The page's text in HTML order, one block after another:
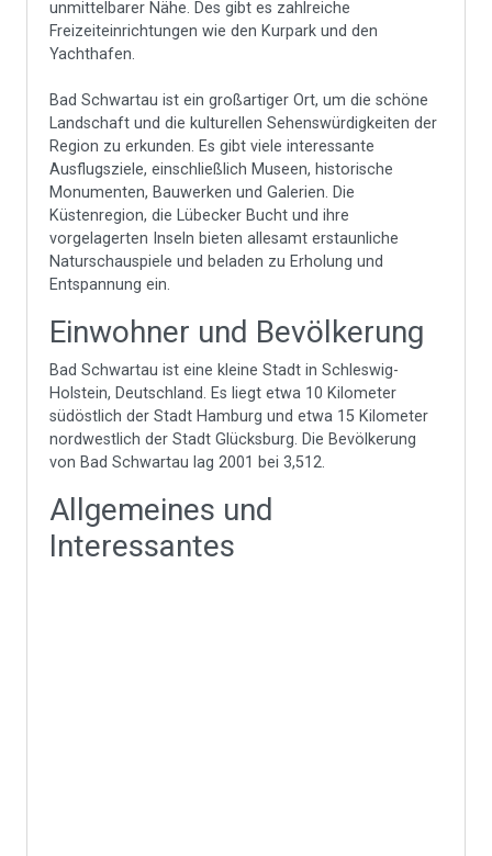
unmittelbarer Nähe. Des gibt es zahlreiche
Freizeiteinrichtungen wie den Kurpark und den
Yachthafen.
Bad Schwartau ist ein großartiger Ort, um die schöne
Landschaft und die kulturellen Sehenswürdigkeiten der
Region zu erkunden. Es gibt viele interessante
Ausflugsziele, einschließlich Museen, historische
Monumenten, Bauwerken und Galerien. Die
Küstenregion, die Lübecker Bucht und ihre
vorgelagerten Inseln bieten allesamt erstaunliche
Naturschauspiele und beladen zu Erholung und
Entspannung ein.
Einwohner und Bevölkerung
Bad Schwartau ist eine kleine Stadt in Schleswig-
Holstein, Deutschland. Es liegt etwa 10 Kilometer
südöstlich der Stadt Hamburg und etwa 15 Kilometer
nordwestlich der Stadt Glücksburg. Die Bevölkerung
von Bad Schwartau lag 2001 bei 3,512.
Allgemeines und
Interessantes